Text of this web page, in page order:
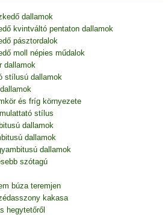
dallamok
kvintváltó pentaton dallamok
pásztordalok
moll népies műdalok
dallamok
stílusú dallamok
és fríg környezete
stílus
dallamok
dallamok
dallamok
szótagú
búza teremjen
kakasa
hegytetőről